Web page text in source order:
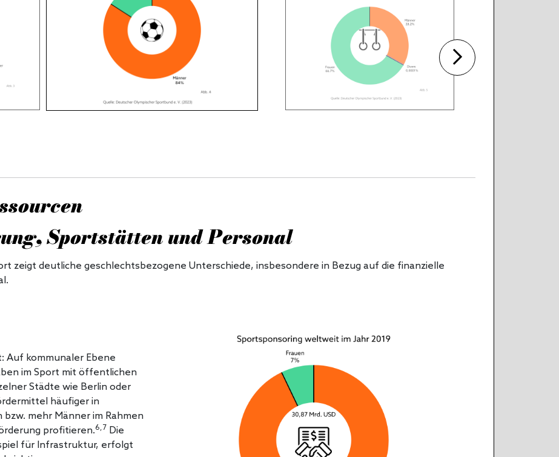
Sportstätten und Personal
zeigt deutliche geschlechtsbezogene Unterschiede, insbesondere in Bezug auf die finanzielle
Auf kommunaler Ebene
im Sport mit öffentlichen
Städte wie Berlin oder
häufiger in
mehr Männer im Rahmen
profitieren.6,7 Die
für Infrastruktur, erfolgt